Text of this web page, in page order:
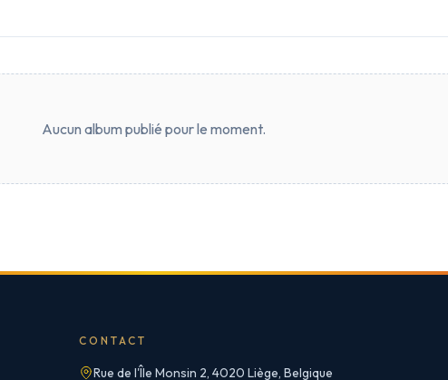
Aucun album publié pour le moment.
CONTACT
Rue de l'Île Monsin 2, 4020 Liège, Belgique